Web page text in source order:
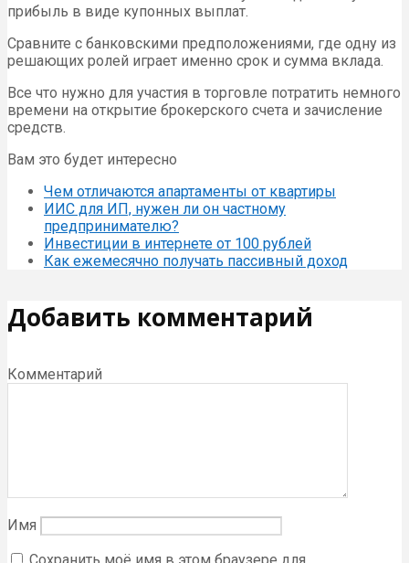
прибыль в виде купонных выплат.
Сравните с банковскими предположениями, где одну из
решающих ролей играет именно срок и сумма вклада.
Все что нужно для участия в торговле потратить немного
времени на открытие брокерского счета и зачисление
средств.
Вам это будет интересно
Чем отличаются апартаменты от квартиры
ИИС для ИП, нужен ли он частному
предпринимателю?
Инвестиции в интернете от 100 рублей
Как ежемесячно получать пассивный доход
Добавить комментарий
Комментарий
Имя